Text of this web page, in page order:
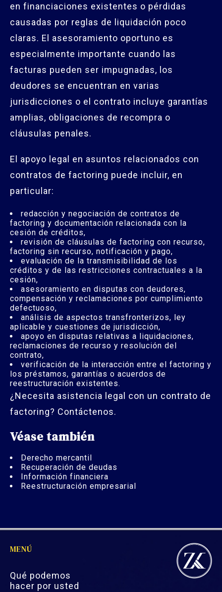
en financiaciones existentes o pérdidas
causadas por reglas de liquidación poco
claras. El asesoramiento oportuno es
especialmente importante cuando las
facturas pueden ser impugnadas, los
deudores se encuentran en varias
jurisdicciones o el contrato incluye garantías
amplias, obligaciones de recompra o
cláusulas penales.
El apoyo legal en asuntos relacionados con
contratos de factoring puede incluir, en
particular:
redacción y negociación de contratos de
factoring y documentación relacionada con la
cesión de créditos,
revisión de cláusulas de factoring con recurso,
factoring sin recurso, notificación y pago,
evaluación de la transmisibilidad de los
créditos y de las restricciones contractuales a la
cesión,
asesoramiento en disputas con deudores,
compensación y reclamaciones por cumplimiento
defectuoso,
análisis de aspectos transfronterizos, ley
aplicable y cuestiones de jurisdicción,
apoyo en disputas relativas a liquidaciones,
reclamaciones de recurso y resolución del
contrato,
verificación de la interacción entre el factoring y
los préstamos, garantías o acuerdos de
reestructuración existentes.
¿Necesita asistencia legal con un contrato de
factoring? Contáctenos.
Véase también
Derecho mercantil
Recuperación de deudas
Información financiera
Reestructuración empresarial
MENÚ
Qué podemos
hacer por usted